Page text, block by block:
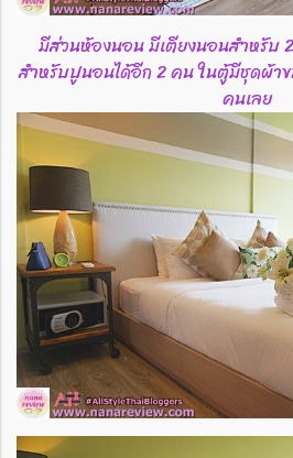
มีส่วนห้องนอน มีเตียงนอนสำหรับ
สำหรับปูนอนได้อีก 2 คน ในตู้มีชุดผ้า
คนเลย